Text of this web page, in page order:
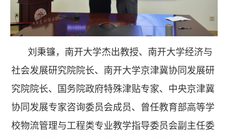
刘秉镰，南开大学杰出教授、南开大学经济与
社会发展研究院院长、南开大学京津冀协同发展研
究院院长、国务院政府特殊津贴专家、中央京津冀
协同发展专家咨询委员会成员、曾任教育部高等学
校物流管理与工程类专业教学指导委员会副主任委